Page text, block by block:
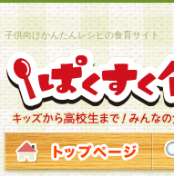
子供向けかんたんレシピの食育サイト